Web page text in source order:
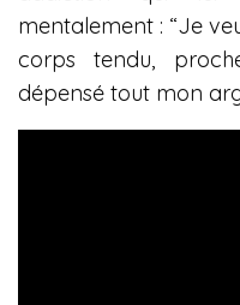
mentalement : “Je
corps tendu,
dépensé tout mon